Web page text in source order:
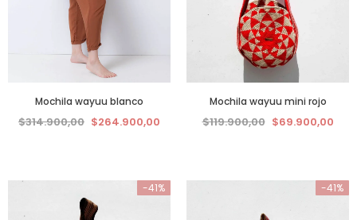
Mochila wayuu blanco
$314.900,00 $264.900,00
Mochila wayuu mini rojo
$119.900,00 $69.900,00
-41% -41%